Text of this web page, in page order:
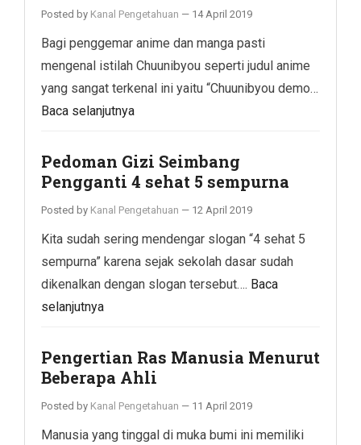
Posted by Kanal Pengetahuan — 14 April 2019
Bagi penggemar anime dan manga pasti
mengenal istilah Chuunibyou seperti judul anime
yang sangat terkenal ini yaitu “Chuunibyou demo…
Baca selanjutnya
Pedoman Gizi Seimbang
Pengganti 4 sehat 5 sempurna
Posted by Kanal Pengetahuan — 12 April 2019
Kita sudah sering mendengar slogan “4 sehat 5
sempurna” karena sejak sekolah dasar sudah
dikenalkan dengan slogan tersebut…. Baca
selanjutnya
Pengertian Ras Manusia Menurut
Beberapa Ahli
Posted by Kanal Pengetahuan — 11 April 2019
Manusia yang tinggal di muka bumi ini memiliki